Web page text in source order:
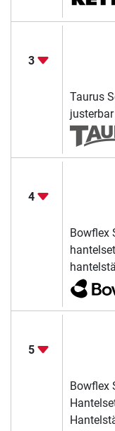
3
Taurus
4
Bowflex
hantelställ
5
Bowflex